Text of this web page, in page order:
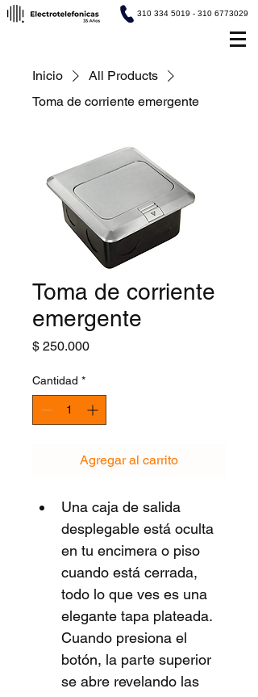
310 334 5019 - 310 6773029
Inicio
All Products
Toma de corriente emergente
Toma de corriente
emergente
$ 250.000Precio
Cantidad *
Agregar al carrito
Una caja de salida
desplegable está oculta
en tu encimera o piso
cuando está cerrada,
todo lo que ves es una
elegante tapa plateada.
Cuando presiona el
botón, la parte superior
se abre revelando las